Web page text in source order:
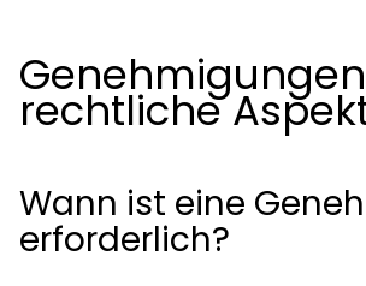
rechtliche
Wann ist eine
erforderlich?